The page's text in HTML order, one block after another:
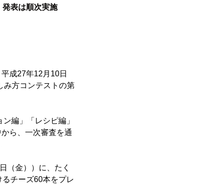
発表は順次実施
成27年12月10日
み方コンテストの第
編」「レシピ編」
ら、一次審査を通
（金））に、たく
チーズ60本をプレ